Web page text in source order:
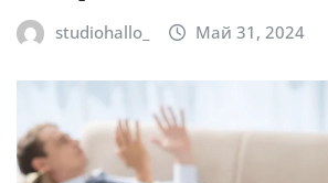
studiohallo_ Май 31, 2024